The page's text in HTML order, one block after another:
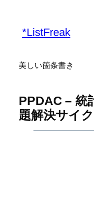
*ListFreak
美しい箇条書き
PPDAC – 統
題解決サイ